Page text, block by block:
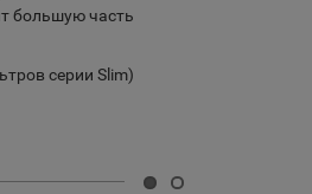
большую часть
серии Slim)